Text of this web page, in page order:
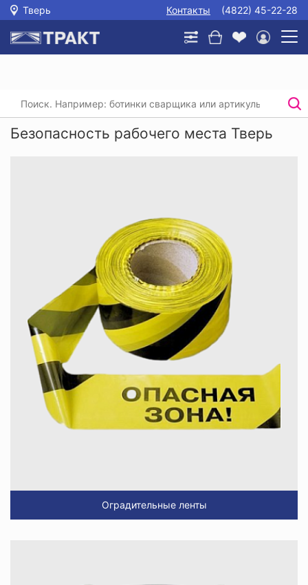
Тверь Контакты (4822) 45-22-28
Главная / /
Безопасность рабочего места Тверь
Оградительные ленты